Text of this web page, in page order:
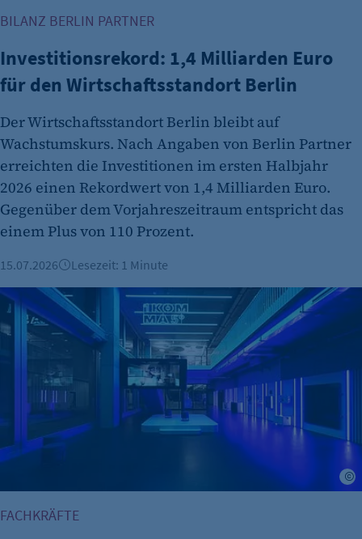
BILANZ BERLIN PARTNER
Investitionsrekord: 1,4 Milliarden Euro
für den Wirtschaftsstandort Berlin
Der Wirtschaftsstandort Berlin bleibt auf
Wachstumskurs. Nach Angaben von Berlin Partner
erreichten die Investitionen im ersten Halbjahr
2026 einen Rekordwert von 1,4 Milliarden Euro.
Gegenüber dem Vorjahreszeitraum entspricht das
einem Plus von 110 Prozent.
15.07.2026 Lesezeit: 1 Minute
Globale Wege im Recruiting: Wie das Start-up 1Komma5°
FACHKRÄFTE